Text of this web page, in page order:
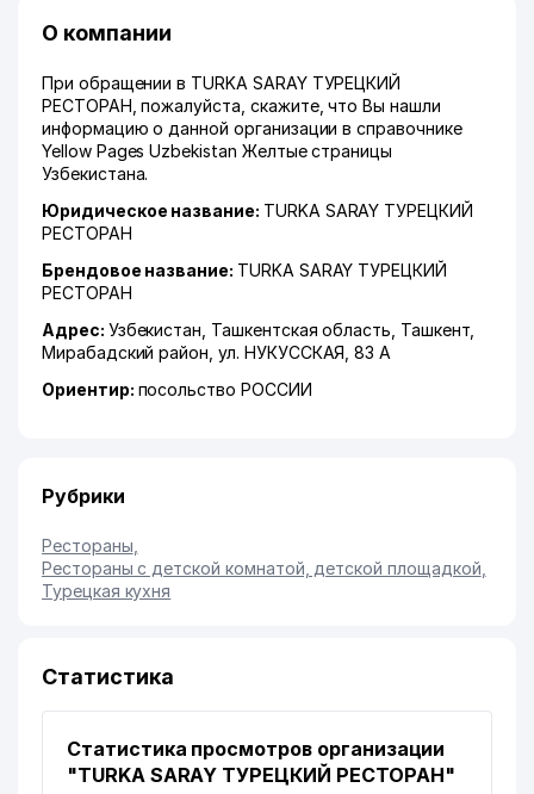
О компании
При обращении в TURKA SARAY ТУРЕЦКИЙ
РЕСТОРАН, пожалуйста, скажите, что Вы нашли
информацию о данной организации в справочнике
Yellow Pages Uzbekistan Желтые страницы
Узбекистана.
Юридическое название: TURKA SARAY ТУРЕЦКИЙ
РЕСТОРАН
Брендовое название: TURKA SARAY ТУРЕЦКИЙ
РЕСТОРАН
Адрес: Узбекистан, Ташкентская область Ташкент,
Мирабадский район ,ул. НУКУССКАЯ , 83 А
Ориентир: посольство РОССИИ
Рубрики
Рестораны
Рестораны с детской комнатой, детской площадкой
Турецкая кухня
Статистика
Статистика просмотров организации
"TURKA SARAY ТУРЕЦКИЙ РЕСТОРАН"